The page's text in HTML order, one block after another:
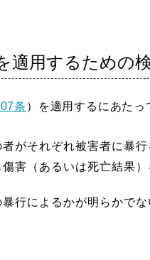
適用するための
条 ）を適用するにあた
がそれぞれ被害者に暴
害（あるいは死亡結果
行によるかが明らかで